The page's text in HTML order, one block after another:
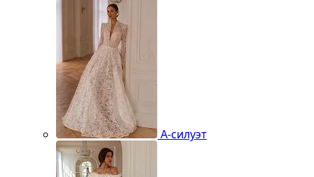
А-силуэт